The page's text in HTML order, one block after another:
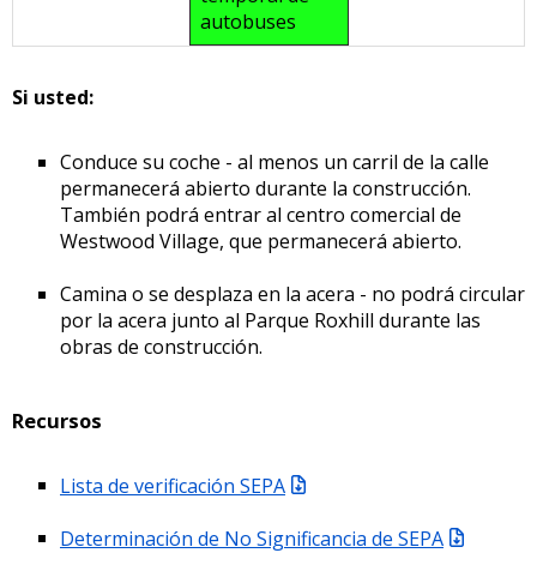
autobuses
Si usted:
Conduce su coche - al menos un carril de la calle
permanecerá abierto durante la construcción.
También podrá entrar al centro comercial de
Westwood Village, que permanecerá abierto.
Camina o se desplaza en la acera - no podrá circular
por la acera junto al Parque Roxhill durante las
obras de construcción.
Recursos
Lista de verificación SEPA
Determinación de No Significancia de SEPA